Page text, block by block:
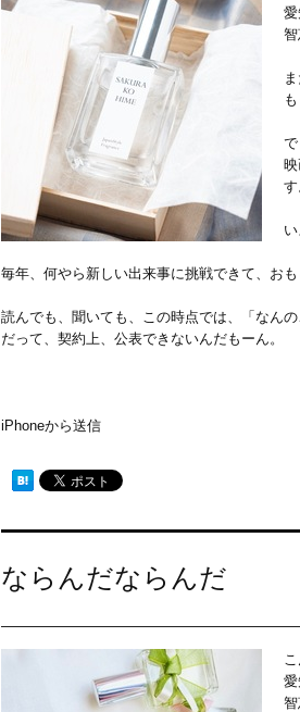
智
で
す
毎年、何やら新しい出来事に挑戦できて、お
読んでも、聞いても、この時点では、「なんの
だって、契約上、公表できないんだもーん。
iPhoneから送信
ならんだならんだ
こ
智